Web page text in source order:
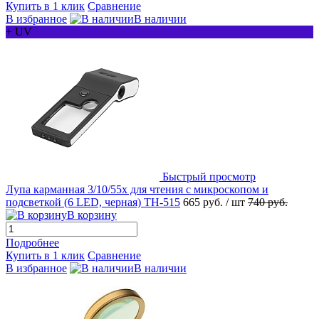
Купить в 1 клик Сравнение
В избранное
В наличии
+ UV
Быстрый просмотр
Лупа карманная 3/10/55x для чтения с микроскопом и
подсветкой (6 LED, черная) TH-515 665 руб. / шт 740 руб.
В корзину
Подробнее
Купить в 1 клик Сравнение
В избранное
В наличии